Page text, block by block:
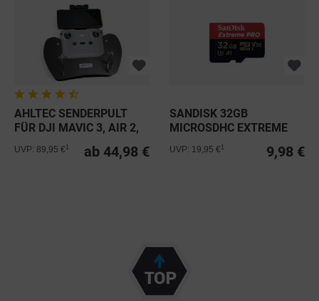
AHLTEC SENDERPULT
FÜR DJI MAVIC 3, AIR 2,
ab 44,98 €
UVP: 89,95 €
SANDISK 32GB
MICROSDHC EXTREME
PRO C10 V30 A1...
9,98 €
UVP: 19,95 €